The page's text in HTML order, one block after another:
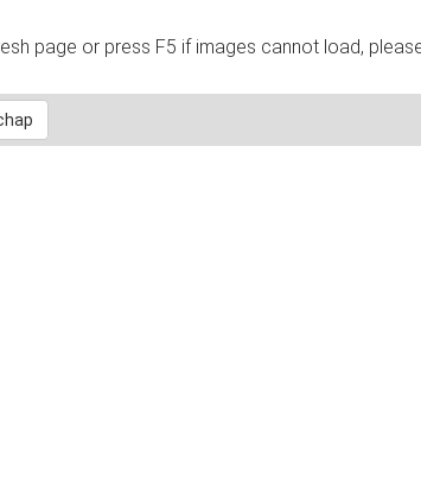
page or press F5 if images cannot load,